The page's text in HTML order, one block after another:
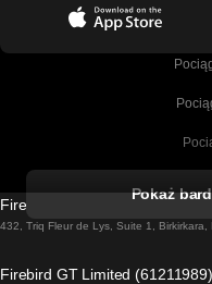
Pokaż
Firebird GT Limited (OC 1451)
432, Triq Fleur de Lys, Suite 1, Birkirkara,
Firebird GT Limited (61211989)